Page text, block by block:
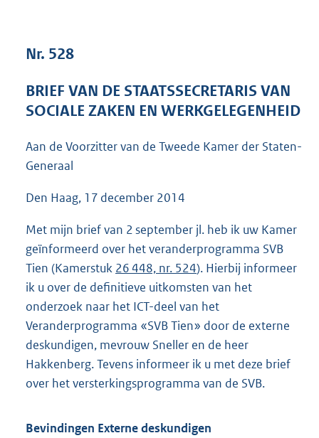
:
4
b
Nr. 528
BRIEF VAN DE STAATSSECRETARIS VAN
SOCIALE ZAKEN EN WERKGELEGENHEID
Aan de Voorzitter van de Tweede Kamer der Staten-
Generaal
Den Haag, 17 december 2014
Met mijn brief van 2 september jl. heb ik uw Kamer
geïnformeerd over het veranderprogramma SVB
Tien (Kamerstuk 26 448, nr. 524). Hierbij informeer
ik u over de definitieve uitkomsten van het
onderzoek naar het ICT-deel van het
Veranderprogramma «SVB Tien» door de externe
deskundigen, mevrouw Sneller en de heer
Hakkenberg. Tevens informeer ik u met deze brief
over het versterkingsprogramma van de SVB.
Bevindingen Externe deskundigen